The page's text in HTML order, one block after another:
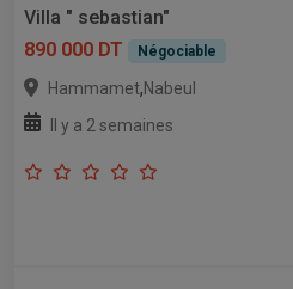
Villa " sebastian"
890 000 DT
Négociable
Hammamet,Nabeul
Il y a 2 semaines